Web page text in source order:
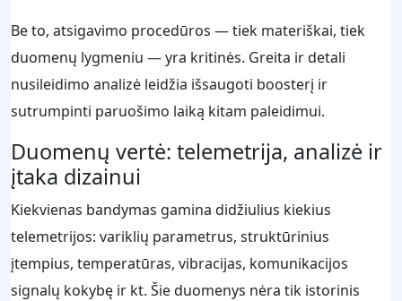
Be to, atsigavimo procedūros — tiek materiškai, tiek
duomenų lygmeniu — yra kritinės. Greita ir detali
nusileidimo analizė leidžia išsaugoti boosterį ir
sutrumpinti paruošimo laiką kitam paleidimui.
Duomenų vertė: telemetrija, analizė ir
įtaka dizainui
Kiekvienas bandymas gamina didžiulius kiekius
telemetrijos: variklių parametrus, struktūrinius
įtempius, temperatūras, vibracijas, komunikacijos
signalų kokybę ir kt. Šie duomenys nėra tik istorinis